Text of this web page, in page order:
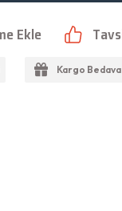
Kargo Bedava